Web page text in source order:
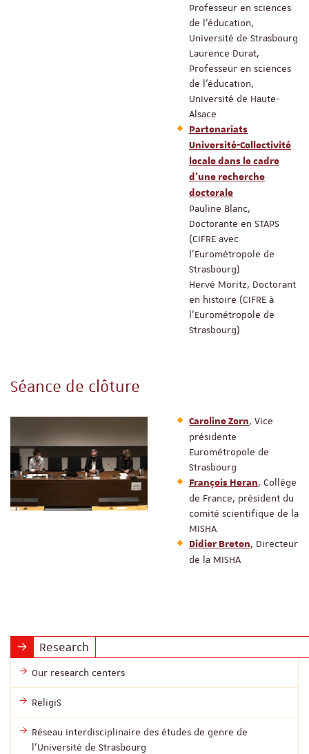
Professeur en sciences
de l’éducation,
Université de Strasbourg
Laurence Durat,
Professeur en sciences
de l’éducation,
Université de Haute-
Alsace
Partenariats
Université-Collectivité
locale dans le cadre
d’une recherche
doctorale
Pauline Blanc,
Doctorante en STAPS
(CIFRE avec
l’Eurométropole de
Strasbourg)
Hervé Moritz, Doctorant
en histoire (CIFRE à
l’Eurométropole de
Strasbourg)
Séance de clôture
Caroline Zorn, Vice
présidente
Eurométropole de
Strasbourg
François Heran, Collège
de France, président du
comité scientifique de la
MISHA
Didier Breton, Directeur
de la MISHA
Research
Our research centers
ReligiS
Réseau interdisciplinaire des études de genre de
l’Université de Strasbourg